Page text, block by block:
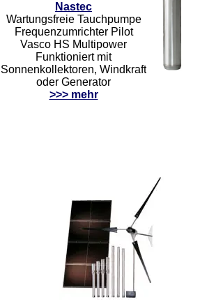
Nastec
Wartungsfreie Tauchpumpe
Frequenzumrichter Pilot
Vasco HS Multipower
Funktioniert mit
Sonnenkollektoren, Windkraft
oder Generator
>>> mehr